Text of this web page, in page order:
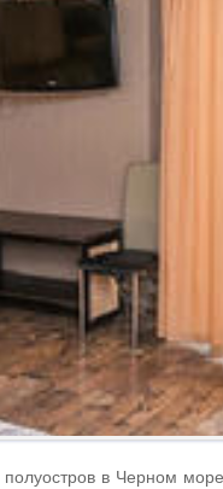
в Черном